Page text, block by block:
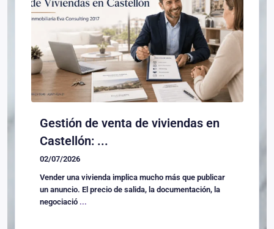
Gestión de venta de viviendas en
Castellón: ...
02/07/2026
Vender una vivienda implica mucho más que publicar
un anuncio. El precio de salida, la documentación, la
negociació ...